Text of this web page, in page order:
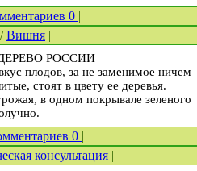
0 |
/Вишня |
РОССИИ
плодов, за не заменимое ничем
стоят в цвету ее деревья.
в одном покрывале зеленого
0 |
консультация|